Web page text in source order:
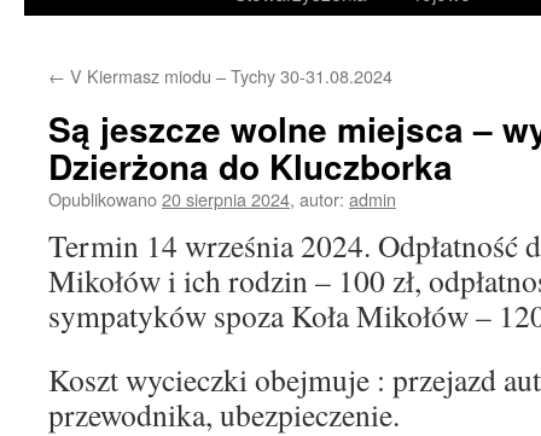
← V Kiermasz miodu – Tychy 30-31.08.2024
Są jeszcze wolne miejsca –
Dzierżona do Kluczborka
Opublikowano20 sierpnia 2024, autor: admin
Termin 14 września 2024. Odpłatność
Mikołów i ich rodzin – 100 zł,
sympatyków spoza Koła Mikołów –
Koszt wycieczki obejmuje : przejazd
przewodnika, ubezpieczenie.